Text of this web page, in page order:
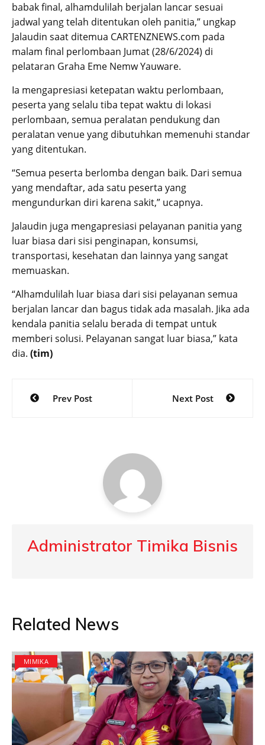
babak final, alhamdulilah berjalan lancar sesuai
jadwal yang telah ditentukan oleh panitia,” ungkap
Jalaudin saat ditemua CARTENZNEWS.com pada
malam final perlombaan Jumat (28/6/2024) di
pelataran Graha Eme Nemw Yauware.
Ia mengapresiasi ketepatan waktu perlombaan,
peserta yang selalu tiba tepat waktu di lokasi
perlombaan, semua peralatan pendukung dan
peralatan venue yang dibutuhkan memenuhi standar
yang ditentukan.
“Semua peserta berlomba dengan baik. Dari semua
yang mendaftar, ada satu peserta yang
mengundurkan diri karena sakit,” ucapnya.
Jalaudin juga mengapresiasi pelayanan panitia yang
luar biasa dari sisi penginapan, konsumsi,
transportasi, kesehatan dan lainnya yang sangat
memuaskan.
“Alhamdulilah luar biasa dari sisi pelayanan semua
berjalan lancar dan bagus tidak ada masalah. Jika ada
kendala panitia selalu berada di tempat untuk
memberi solusi. Pelayanan sangat luar biasa,” kata
dia. (tim)
Post
navigation
Prev Post Next Post
Administrator Timika Bisnis
Related News
MIMIKA